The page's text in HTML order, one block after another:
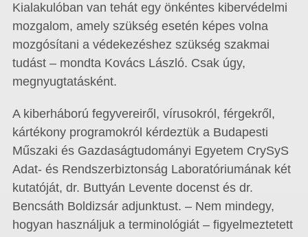
Kialakulóban van tehát egy önkéntes kibervédelmi
mozgalom, amely szükség esetén képes volna
mozgósítani a védekezéshez szükség szakmai
tudást – mondta Kovács László. Csak úgy,
megnyugtatásként.
A kiberháború fegyvereiről, vírusokról, férgekről,
kártékony programokról kérdeztük a Budapesti
Műszaki és Gazdaságtudományi Egyetem CrySyS
Adat- és Rendszerbiztonság Laboratóriumának két
kutatóját, dr. Buttyán Levente docenst és dr.
Bencsáth Boldizsár adjunktust. – Nem mindegy,
hogyan használjuk a terminológiát – figyelmeztetett